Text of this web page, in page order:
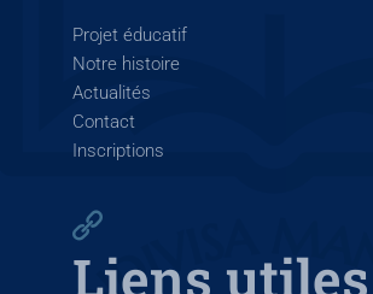
Projet éducatif
Notre histoire
Actualités
Contact
Inscriptions
Liens utiles